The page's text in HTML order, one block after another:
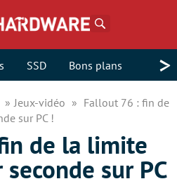
SSD Bons plans >
Jeux-vidéo
Fallout 76 : fin de
sur PC !
de la limite
seconde sur PC